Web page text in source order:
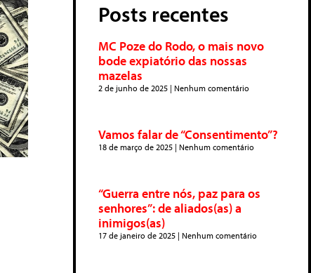
Posts recentes
MC Poze do Rodo, o mais novo
bode expiatório das nossas
mazelas
2 de junho de 2025 Nenhum comentário
Vamos falar de “Consentimento”?
18 de março de 2025 Nenhum comentário
“Guerra entre nós, paz para os
senhores”: de aliados(as) a
inimigos(as)
17 de janeiro de 2025 Nenhum comentário